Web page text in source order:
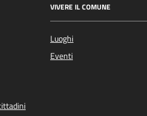
VIVERE IL COMUNE
Luoghi
Eventi